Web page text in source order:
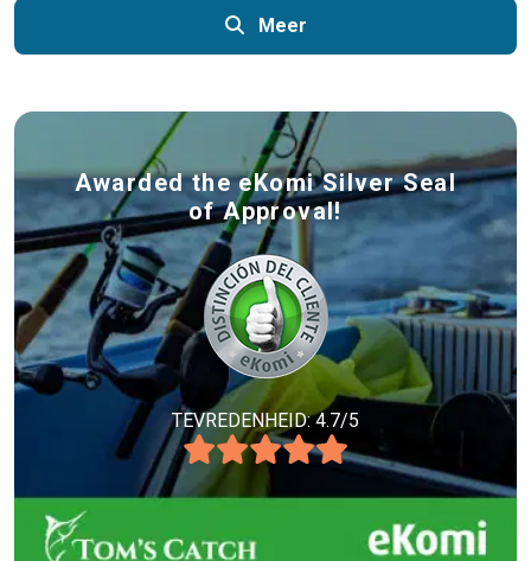
Meer
Awarded the eKomi Silver Seal
of Approval!
TEVREDENHEID: 4.7/5